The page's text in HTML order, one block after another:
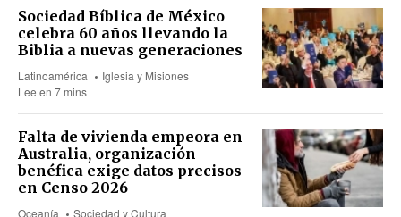
Sociedad Bíblica de México
celebra 60 años llevando la
Biblia a nuevas generaciones
Latinoamérica
Iglesia y Misiones
Lee en 7 mins
Falta de vivienda empeora en
Australia, organización
benéfica exige datos precisos
en Censo 2026
Oceanía
Sociedad y Cultura